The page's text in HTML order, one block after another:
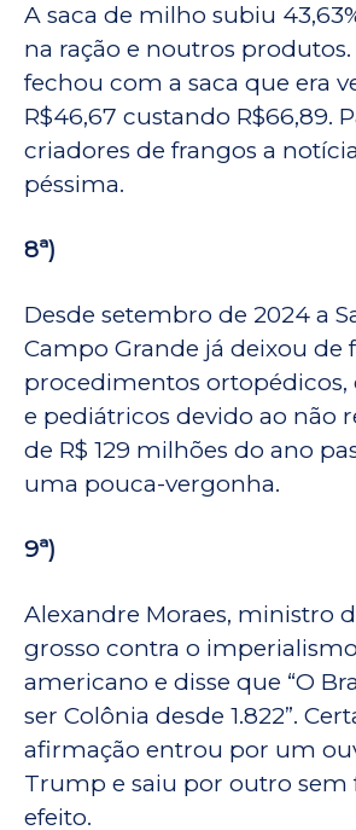
A saca de milho subiu
na ração e noutros produtos.
fechou com a saca que era
R$46,67 custando R$66,89.
criadores de frangos a
péssima.
8ª)
Desde setembro de 2024 a
Campo Grande já deixou de
procedimentos ortopédicos,
e pediátricos devido ao não
de R$ 129 milhões do ano
uma pouca-vergonha.
9ª)
Alexandre Moraes, ministro
grosso contra o
americano e disse que “O
ser Colônia desde 1.822”.
afirmação entrou por um
Trump e saiu por outro sem
efeito.